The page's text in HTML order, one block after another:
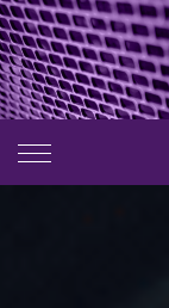
Skip
to
the
content